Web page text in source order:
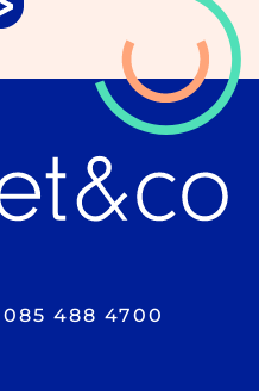
085 488 4700